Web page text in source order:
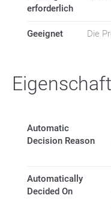
erforderlich
Geeignet Die
Automatic
Decision Reason
Automatically
Decided On